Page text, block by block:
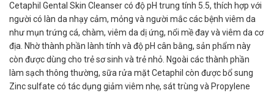
Cetaphil Gental Skin Cleanser có độ pH trung tính 5.5, thích hợp với
người có làn da nhạy cảm, mỏng và người mắc các bệnh viêm da
như mụn trứng cá, chàm, viêm da dị ứng, nổi mề đay và viêm da cơ
địa. Nhờ thành phần lành tính và độ pH cân bằng, sản phẩm này
còn được dùng cho trẻ sơ sinh và trẻ nhỏ. Ngoài các thành phần
làm sạch thông thường, sữa rửa mặt Cetaphil còn được bổ sung
Zinc sulfate có tác dụng giảm viêm nhẹ, sát trùng và Propylene